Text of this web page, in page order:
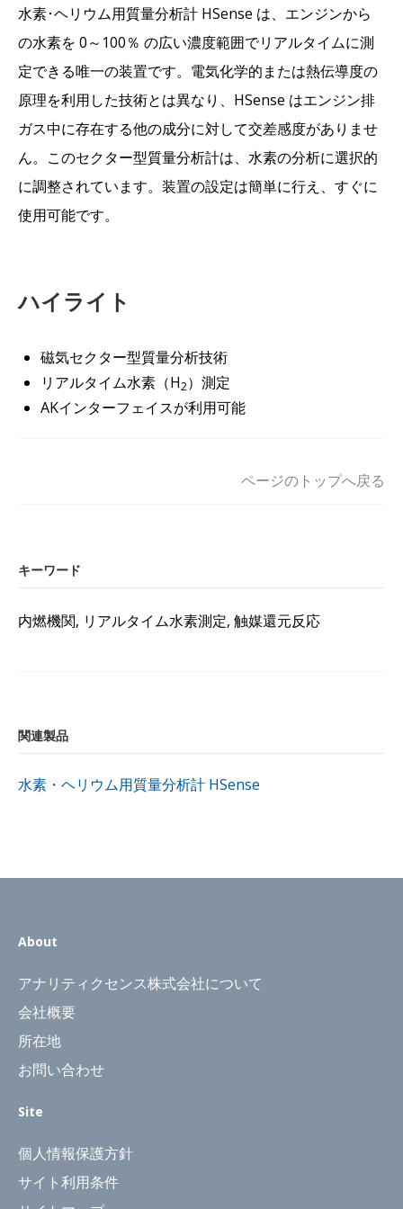
水素･ヘリウム用質量分析計 HSense は、エンジンから
の水素を 0～100％ の広い濃度範囲でリアルタイムに測
定できる唯一の装置です。電気化学的または熱伝導度の
原理を利用した技術とは異なり、HSense はエンジン排
ガス中に存在する他の成分に対して交差感度がありませ
ん。このセクター型質量分析計は、水素の分析に選択的
に調整されています。装置の設定は簡単に行え、すぐに
使用可能です。
ハイライト
磁気セクター型質量分析技術
リアルタイム水素（H2）測定
AKインターフェイスが利用可能
ページのトップへ戻る
キーワード
内燃機関, リアルタイム水素測定, 触媒還元反応
関連製品
水素・ヘリウム用質量分析計 HSense
About
アナリティクセンス株式会社について
会社概要
所在地
お問い合わせ
Site
個人情報保護方針
サイト利用条件